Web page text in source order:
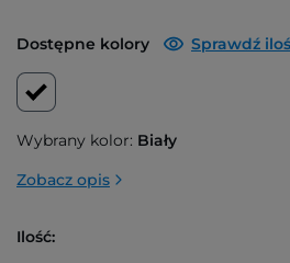
Dostępne kolory Sprawdź
Wybrany kolor: Biały
Zobacz opis
Ilość: